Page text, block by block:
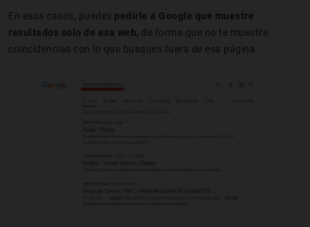
En esos casos, puedes pedirle a Google que muestre
resultados solo de esa web, de forma que no te muestre
coincidencias con lo que busques fuera de esa página.